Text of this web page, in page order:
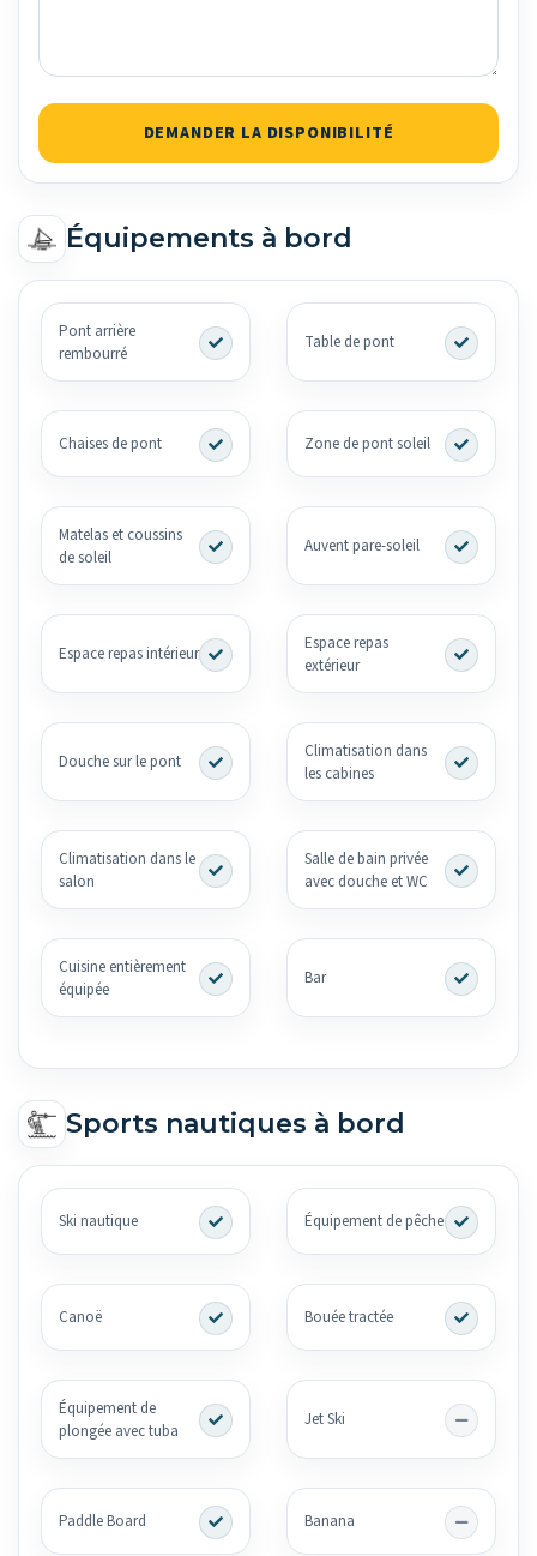
DEMANDER LA DISPONIBILITÉ
Équipements à bord
Pont arrière
rembourré
Table de pont
Chaises de pont Zone de pont soleil
Matelas et coussins
de soleil
Auvent pare-soleil
Espace repas intérieur
Espace repas
extérieur
Douche sur le pont
Climatisation dans
les cabines
Climatisation dans le
salon
Salle de bain privée
avec douche et WC
Cuisine entièrement
équipée
Bar
Sports nautiques à bord
Ski nautique Équipement de pêche
Canoë Bouée tractée
Équipement de
plongée avec tuba
Jet Ski
Paddle Board Banana